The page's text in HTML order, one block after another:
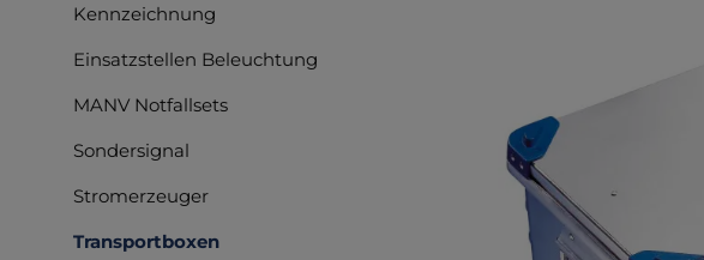
Kennzeichnung
Einsatzstellen Beleuchtung
MANV Notfallsets
Sondersignal
Stromerzeuger
Transportboxen